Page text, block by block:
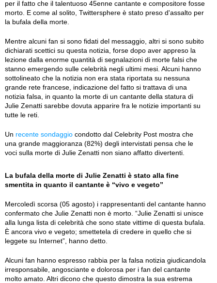
per il fatto che il talentuoso 45enne cantante e compositore fosse
morto. E come al solito, Twittersphere è stato preso d'assalto per
la bufala della morte.
Mentre alcuni fan si sono fidati del messaggio, altri si sono subito
dichiarati scettici su questa notizia, forse dopo aver appreso la
lezione dalla enorme quantità di segnalazioni di morte falsi che
stanno emergendo sulle celebrità negli ultimi mesi. Alcuni hanno
sottolineato che la notizia non era stata riportata su nessuna
grande rete francese, indicazione del fatto si trattava di una
notizia falsa, in quanto la morte di un cantante della statura di
Julie Zenatti sarebbe dovuta apparire fra le notizie importanti su
tutte le reti.
Un recente sondaggio condotto dal Celebrity Post mostra che
una grande maggioranza (82%) degli intervistati pensa che le
voci sulla morte di Julie Zenatti non siano affatto divertenti.
La bufala della morte di Julie Zenatti è stato alla fine
smentita in quanto il cantante è “vivo e vegeto”
Mercoledì scorsa (05 agosto) i rappresentanti del cantante hanno
confermato che Julie Zenatti non è morto. “Julie Zenatti si unisce
alla lunga lista di celebrità che sono state vittime di questa bufala.
È ancora vivo e vegeto; smettetela di credere in quello che si
leggete su Internet”, hanno detto.
Alcuni fan hanno espresso rabbia per la falsa notizia giudicandola
irresponsabile, angosciante e dolorosa per i fan del cantante
molto amato. Altri dicono che questo dimostra la sua estrema